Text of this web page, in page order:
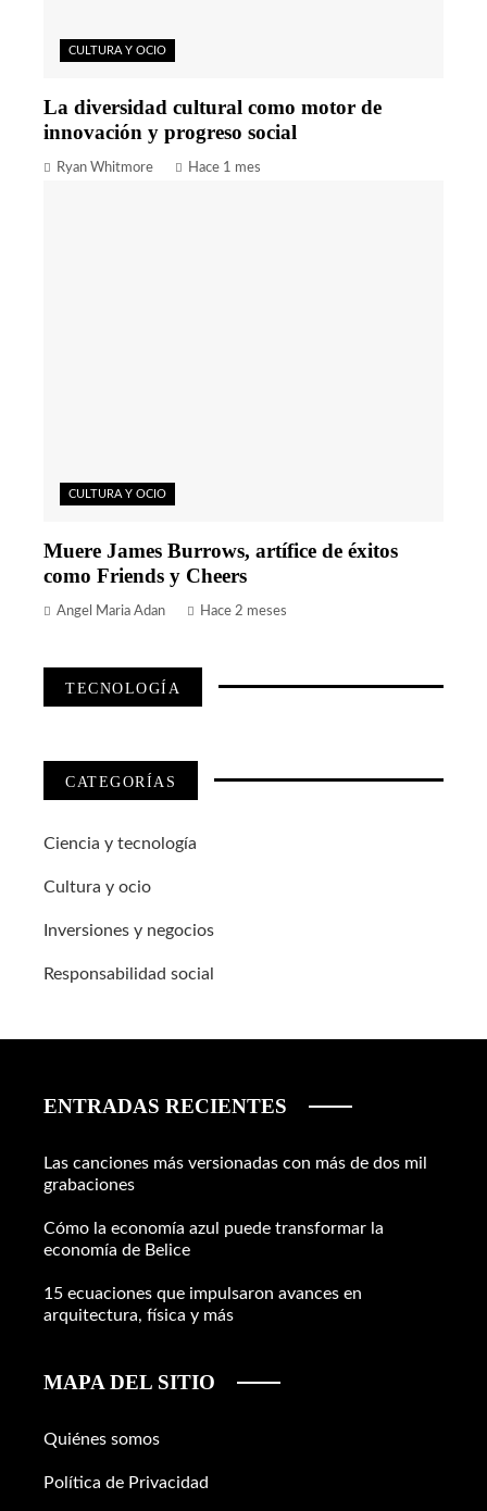
CULTURA Y OCIO
La diversidad cultural como motor de
innovación y progreso social
Ryan Whitmore Hace 1 mes
CULTURA Y OCIO
Muere James Burrows, artífice de éxitos
como Friends y Cheers
Angel Maria Adan Hace 2 meses
TECNOLOGÍA
CATEGORÍAS
Ciencia y tecnología
Cultura y ocio
Inversiones y negocios
Responsabilidad social
ENTRADAS RECIENTES
Las canciones más versionadas con más de dos mil
grabaciones
Cómo la economía azul puede transformar la
economía de Belice
15 ecuaciones que impulsaron avances en
arquitectura, física y más
MAPA DEL SITIO
Quiénes somos
Política de Privacidad